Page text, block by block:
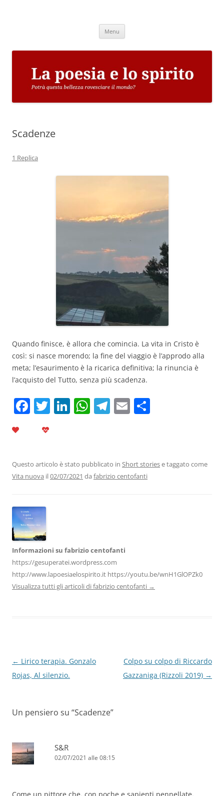
Menu
Scadenze
1 Replica
Quando finisce, è allora che comincia. La vita in Cristo è
così: si nasce morendo; la fine del viaggio è l’approdo alla
meta; l’esaurimento è la ricarica definitiva; la rinuncia è
l’acquisto del Tutto, senza più scadenza.
F
b
o
o
k
T Li
dI
n
W
A
p
T
a
m
E
vi
Questo articolo è stato pubblicato in Short storiese taggato come
Vita nuova il02/07/2021 da fabrizio centofanti
Informazioni su fabrizio centofanti
https://gesuperatei.wordpress.com
http://www.lapoesiaelospirito.it https://youtu.be/wnH1GlOPZk0
Visualizza tutti gli articoli di fabrizio centofanti →
Navigazione
articolo
← Lirico terapia. Gonzalo
Rojas, Al silenzio.
Colpo su colpo di Riccardo
Gazzaniga (Rizzoli 2019) →
Un pensiero su “Scadenze”
S&R
02/07/2021 alle 08:15